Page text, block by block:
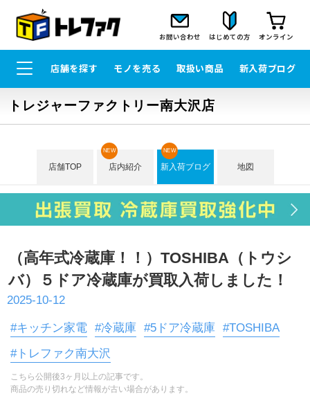
お問い合わせ はじめての方 オンライン
店舗を探す モノを売る 取扱い商品 新入荷ブログ
トレジャーファクトリー南大沢店
店舗TOP 店内紹介
NEW
新入荷ブログ
NEW
地図
（高年式冷蔵庫！！）TOSHIBA（トウシ
バ）５ドア冷蔵庫が買取入荷しました！
2025-10-12
#キッチン家電 #冷蔵庫 #5ドア冷蔵庫 #TOSHIBA
#トレファク南大沢
こちら公開後3ヶ月以上の記事です。
商品の売り切れなど情報が古い場合があります。